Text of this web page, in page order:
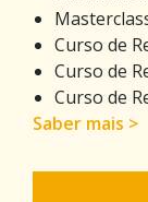
Curso de
Curso de
Curso de
Saber mais >